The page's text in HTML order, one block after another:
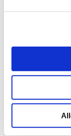
Het gegroeide
coronacrisis
van de
Samen met
geven en de